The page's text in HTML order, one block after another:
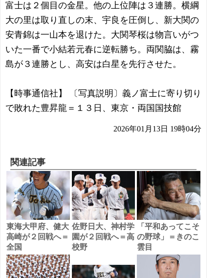
富士は２個目の金星。他の上位陣は３連勝。横綱
大の里は取り直しの末、宇良を圧倒し、新大関の
安青錦は一山本を退けた。大関琴桜は物言いがつ
いた一番で小結若元春に逆転勝ち。両関脇は、霧
島が３連勝とし、高安は白星を先行させた。
【時事通信社】 〔写真説明〕義ノ富士に寄り切り
で敗れた豊昇龍＝１３日、東京・両国国技館
2026年01月13日 19時04分
関連記事
東海大甲府、健大
高崎が２回戦へ＝
全国
佐野日大、神村学
園が２回戦へ＝高
校野
「平和あってこそ
の野球」＝きのこ
雲目